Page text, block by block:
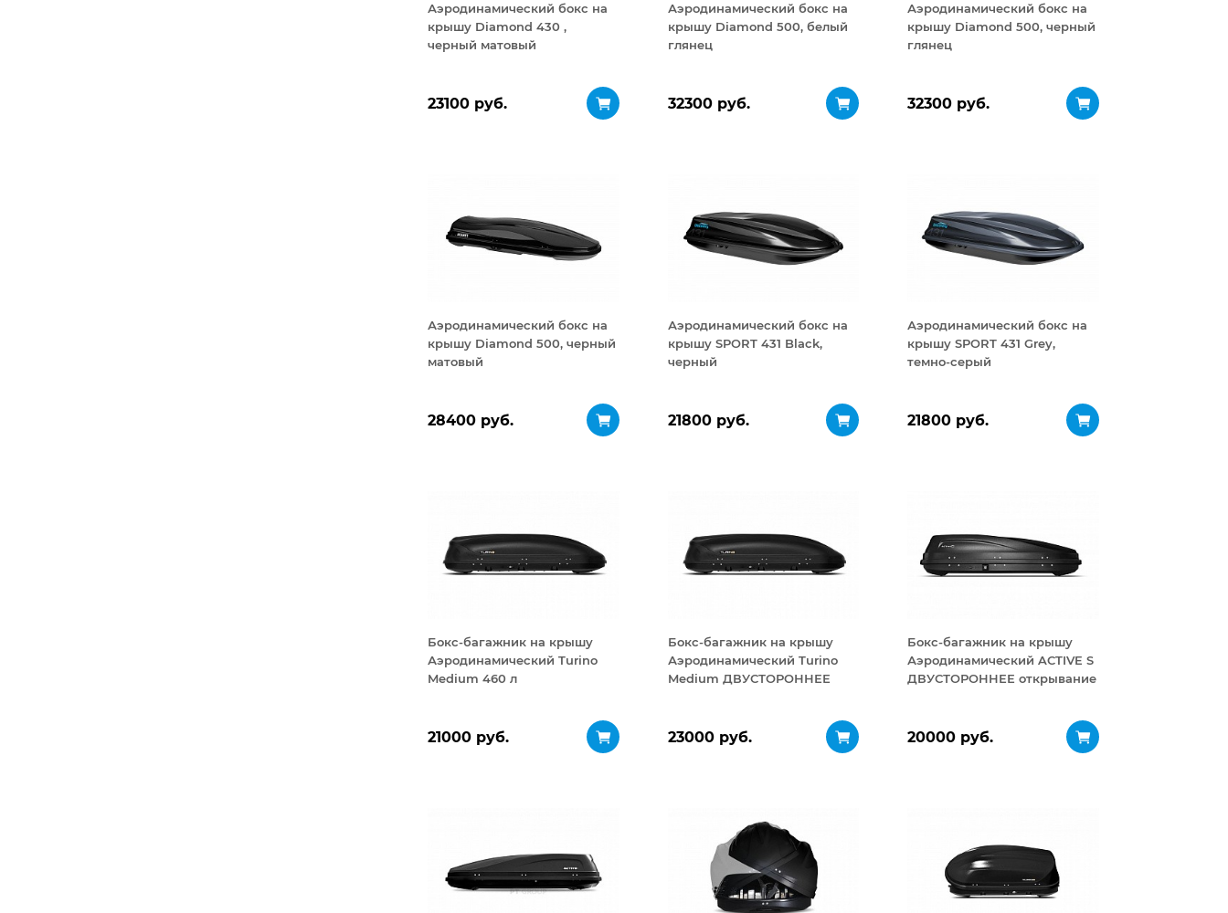
Аэродинамический бокс на
крышу Diamond 430 ,
черный матовый
23100 руб.
Аэродинамический бокс на
крышу Diamond 500, белый
глянец
32300 руб.
Аэродинамический бокс на
крышу Diamond 500, черный
глянец
32300 руб.
Аэродинамический бокс на
крышу Diamond 500, черный
матовый
28400 руб.
Аэродинамический бокс на
крышу SPORT 431 Black,
черный
21800 руб.
Аэродинамический бокс на
крышу SPORT 431 Grey,
темно-серый
21800 руб.
Бокс-багажник на крышу
Аэродинамический Turino
Medium 460 л
21000 руб.
Бокс-багажник на крышу
Аэродинамический Turino
Medium ДВУСТОРОННЕЕ
23000 руб.
Бокс-багажник на крышу
Аэродинамический ACTIVE S
ДВУСТОРОННЕЕ открывание
20000 руб.